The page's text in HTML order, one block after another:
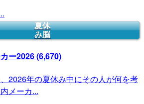
夏休
み脳
ー2026(6,670)
2026年の夏休み中にその人が何を考
メーカ...